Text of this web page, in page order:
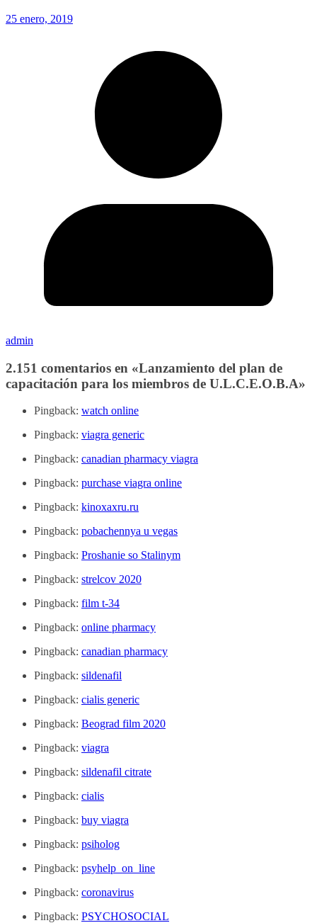
25 enero, 2019
admin
2.151 comentarios en «Lanzamiento del plan de
capacitación para los miembros de U.L.C.E.O.B.A»
Pingback: watch online
Pingback: viagra generic
Pingback: canadian pharmacy viagra
Pingback: purchase viagra online
Pingback: kinoxaxru.ru
Pingback: pobachennya u vegas
Pingback: Proshanie so Stalinym
Pingback: strelcov 2020
Pingback: film t-34
Pingback: online pharmacy
Pingback: canadian pharmacy
Pingback: sildenafil
Pingback: cialis generic
Pingback: Beograd film 2020
Pingback: viagra
Pingback: sildenafil citrate
Pingback: cialis
Pingback: buy viagra
Pingback: psiholog
Pingback: psyhelp_on_line
Pingback: coronavirus
Pingback: PSYCHOSOCIAL